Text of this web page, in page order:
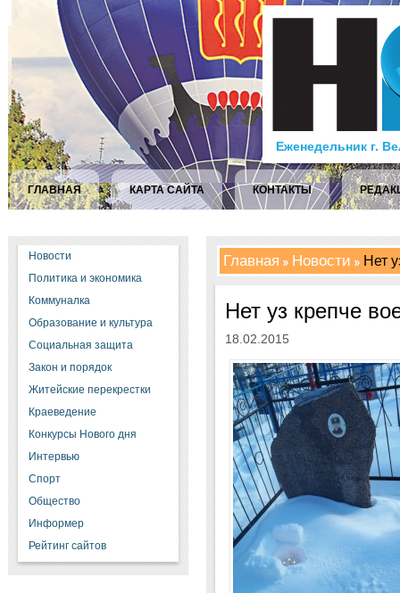
Еженедельник г.
ГЛАВНАЯ КАРТА САЙТА КОНТАКТЫ
Новости
Политика и экономика
Коммуналка
Образование и культура
Социальная защита
Закон и порядок
Житейские перекрестки
Краеведение
Конкурсы Нового дня
Интервью
Спорт
Общество
Информер
Рейтинг сайтов
Главная Новости Нет
Нет уз крепче
18.02.2015